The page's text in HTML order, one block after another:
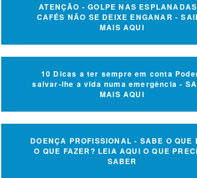
ATENÇÃO - GOLPE NAS
CAFÉS NÃO SE DEIXE ENGANAR -
MAIS AQUI
10 Dicas a ter sempre em conta
salvar-lhe a vida numa emergência -
MAIS AQUI
DOENÇA PROFISSIONAL - SABE O QUE
O QUE FAZER? LEIA AQUI O QUE
SABER